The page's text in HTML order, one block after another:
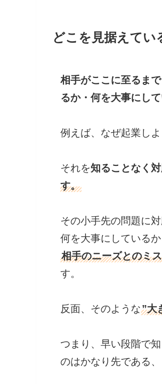
どこを見据えてい
相手がここに至るま
るか・何を大事にし
例えば、なぜ起業し
それを知ることなく
す。
その小手先の問題に
何を大事にしている
相手のニーズとのミ
す。
反面、そのような”大
つまり、早い段階で
のはかなり先である